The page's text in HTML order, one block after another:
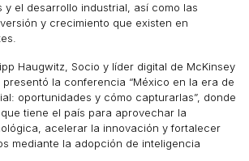
y el desarrollo industrial, así como las
y crecimiento que existen en
Haugwitz, Socio y líder digital de McKinsey
presentó la conferencia “México en la era de
oportunidades y cómo capturarlas”, donde
tiene el país para aprovechar la
acelerar la innovación y fortalecer
mediante la adopción de inteligencia